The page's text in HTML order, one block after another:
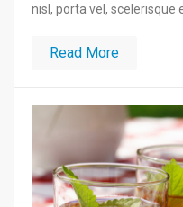
nisl, porta vel, scelerisque
Read More